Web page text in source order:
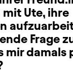
Ute, ihre
Frage
mir damals